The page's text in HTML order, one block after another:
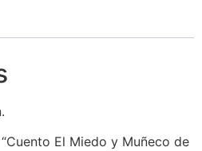
El Miedo y Muñeco de